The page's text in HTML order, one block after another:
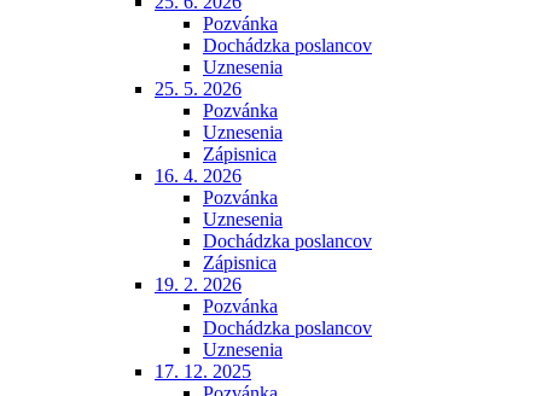
Pozvánka
Dochádzka poslancov
Uznesenia
25. 5. 2026
Pozvánka
Uznesenia
Zápisnica
16. 4. 2026
Pozvánka
Uznesenia
Dochádzka poslancov
Zápisnica
19. 2. 2026
Pozvánka
Dochádzka poslancov
Uznesenia
17. 12. 2025